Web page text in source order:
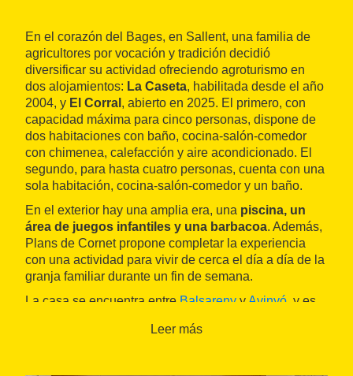
En el corazón del Bages, en Sallent, una familia de
agricultores por vocación y tradición decidió
diversificar su actividad ofreciendo agroturismo en
dos alojamientos: La Caseta, habilitada desde el año
2004, y El Corral , abierto en 2025. El primero, con
capacidad máxima para cinco personas, dispone de
dos habitaciones con baño, cocina-salón-comedor
con chimenea, calefacción y aire acondicionado. El
segundo, para hasta cuatro personas, cuenta con una
sola habitación, cocina-salón-comedor y un baño.
En el exterior hay una amplia era, una piscina, un
área de juegos infantiles y una barbacoa. Además,
Plans de Cornet propone completar la experiencia
con una actividad para vivir de cerca el día a día de la
granja familiar durante un fin de semana.
La casa se encuentra entre Balsareny y Avinyó , y es
humedales de la Corbateray avistar aves, u optar
Leer más